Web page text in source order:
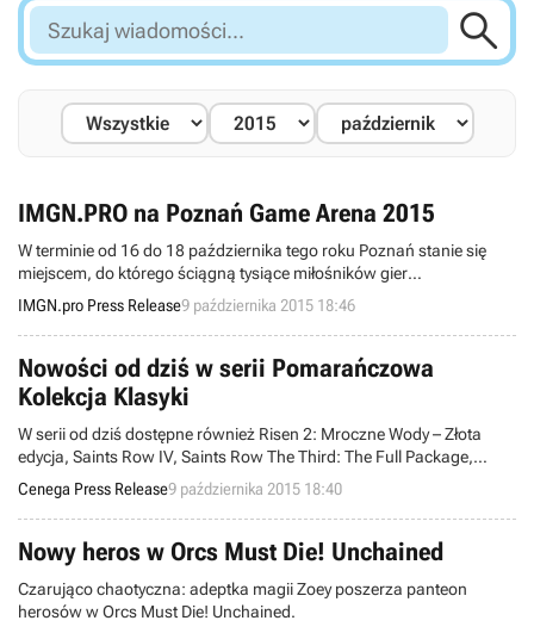
Szukaj
wiadomości...

IMGN.PRO na Poznań Game Arena 2015
W terminie od 16 do 18 października tego roku Poznań stanie się
miejscem, do którego ściągną tysiące miłośników gier
komputerowych i elektronicznej rozrywki. Nie zabraknie tam również
pełnego rozmaitych atrakcji stoiska firmy IMGN.PRO.
IMGN.pro Press Release9 października 2015 18:46
Nowości od dziś w serii Pomarańczowa
Kolekcja Klasyki
W serii od dziś dostępne również Risen 2: Mroczne Wody – Złota
edycja, Saints Row IV, Saints Row The Third: The Full Package,
Sleeping Dogs: Definitive Edition, Thief oraz Twierdza 3: Złota edycja.
Cenega Press Release9 października 2015 18:40
Nowy heros w Orcs Must Die! Unchained
Czarująco chaotyczna: adeptka magii Zoey poszerza panteon
herosów w Orcs Must Die! Unchained.